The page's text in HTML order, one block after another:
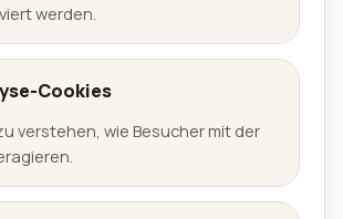
der Aralel GmbH mit öffentlichem
Produkte und direkten
Plattformen.
werden.
Cookies
verstehen, wie Besucher mit der